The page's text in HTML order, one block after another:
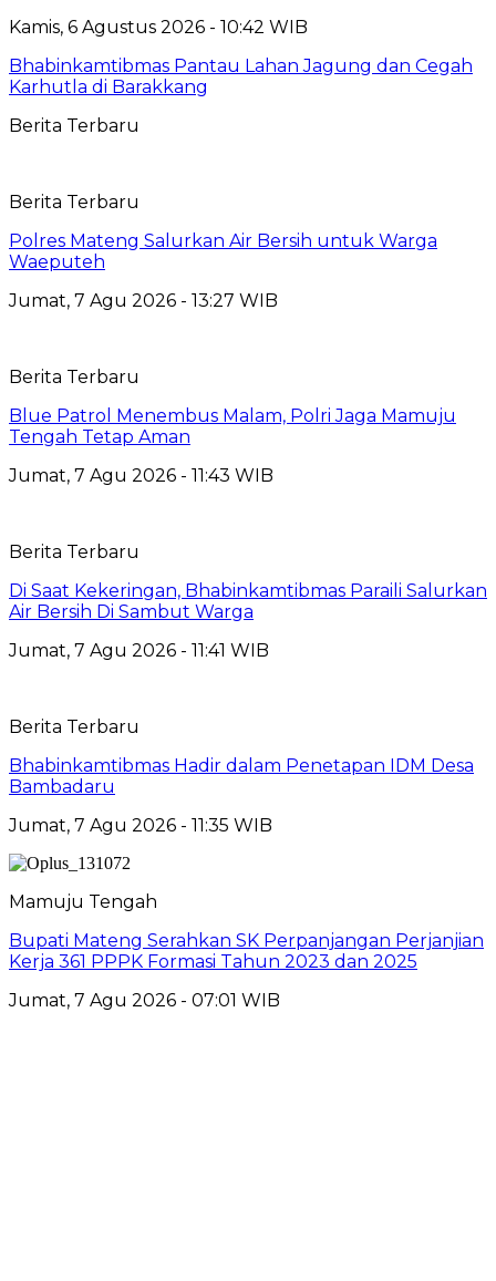
Kamis, 6 Agustus 2026 - 10:42 WIB
Bhabinkamtibmas Pantau Lahan Jagung dan Cegah
Karhutla di Barakkang
Berita Terbaru
Berita Terbaru
Polres Mateng Salurkan Air Bersih untuk Warga
Waeputeh
Jumat, 7 Agu 2026 - 13:27 WIB
Berita Terbaru
Blue Patrol Menembus Malam, Polri Jaga Mamuju
Tengah Tetap Aman
Jumat, 7 Agu 2026 - 11:43 WIB
Berita Terbaru
Di Saat Kekeringan, Bhabinkamtibmas Paraili Salurkan
Air Bersih Di Sambut Warga
Jumat, 7 Agu 2026 - 11:41 WIB
Berita Terbaru
Bhabinkamtibmas Hadir dalam Penetapan IDM Desa
Bambadaru
Jumat, 7 Agu 2026 - 11:35 WIB
Mamuju Tengah
Bupati Mateng Serahkan SK Perpanjangan Perjanjian
Kerja 361 PPPK Formasi Tahun 2023 dan 2025
Jumat, 7 Agu 2026 - 07:01 WIB